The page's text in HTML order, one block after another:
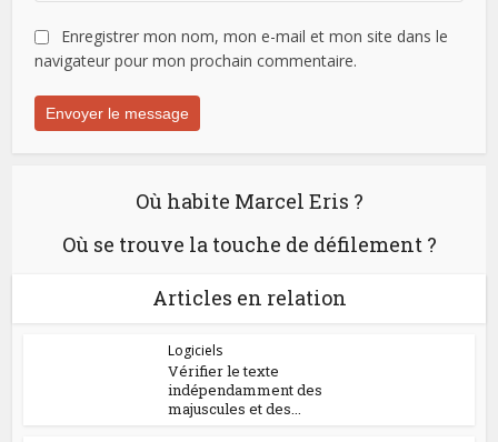
Enregistrer mon nom, mon e-mail et mon site dans le
navigateur pour mon prochain commentaire.
Où habite Marcel Eris ?
Où se trouve la touche de défilement ?
Articles en relation
Logiciels
Vérifier le texte
indépendamment des
majuscules et des...